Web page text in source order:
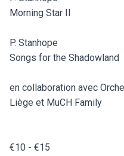
Morning Star II
P. Stanhope
Songs for the Shadowland
en collaboration avec
Liège et MuCH Family
€10 - €15